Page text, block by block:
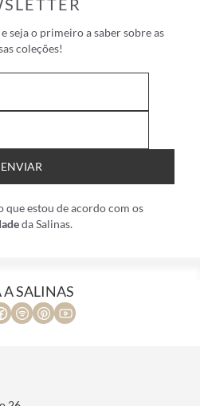
SE NA NOSSA
coleções!
A SALINAS